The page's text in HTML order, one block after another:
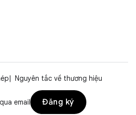
Nguyên tắc về thương hiệu
email
Đăng ký